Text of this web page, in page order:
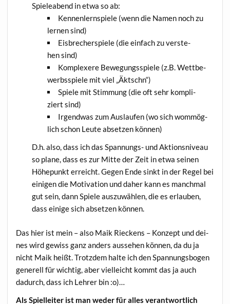
Spie­le­abend in etwa so ab:
Ken­nen­lern­spie­le (wenn die Namen noch zu
ler­nen sind)
Eis­bre­cher­spie­le (die ein­fach zu ver­ste­
hen sind)
Kom­ple­xe­re Bewe­gungs­spie­le (z.B. Wett­be­
werbs­spie­le mit viel „Äktschn“)
Spie­le mit Stim­mung (die oft sehr kom­pli­
ziert sind)
Irgend­was zum Aus­lau­fen (wo sich wom­mög­
lich schon Leu­te abset­zen können)
D.h. also, dass ich das Span­nungs- und Akti­ons­ni­veau
so pla­ne, dass es zur Mit­te der Zeit in etwa sei­nen
Höhe­punkt erreicht. Gegen Ende sinkt in der Regel bei
eini­gen die Moti­va­ti­on und daher kann es manch­mal
gut sein, dann Spie­le aus­zu­wäh­len, die es erlau­ben,
dass eini­ge sich abset­zen können.
Das hier ist mein – also Maik Rieckens – Kon­zept und dei­
nes wird gewiss ganz anders aus­se­hen kön­nen, da du ja
nicht Maik heißt. Trotz­dem hal­te ich den Span­nungs­bo­gen
gene­rell für wich­tig, aber viel­leicht kommt das ja auch
dadurch, dass ich Leh­rer bin :o)…
Als Spiel­lei­ter ist man weder für alles ver­ant­wort­lich